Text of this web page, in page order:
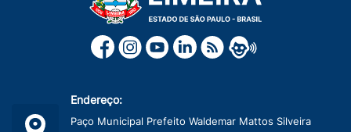
Endereço:
Paço Municipal Prefeito Waldemar Mattos Silveira